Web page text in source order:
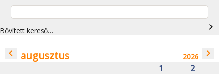
Bővített kereső… navigate_next
navigate_before augusztus 2026 navigate_next
1
2